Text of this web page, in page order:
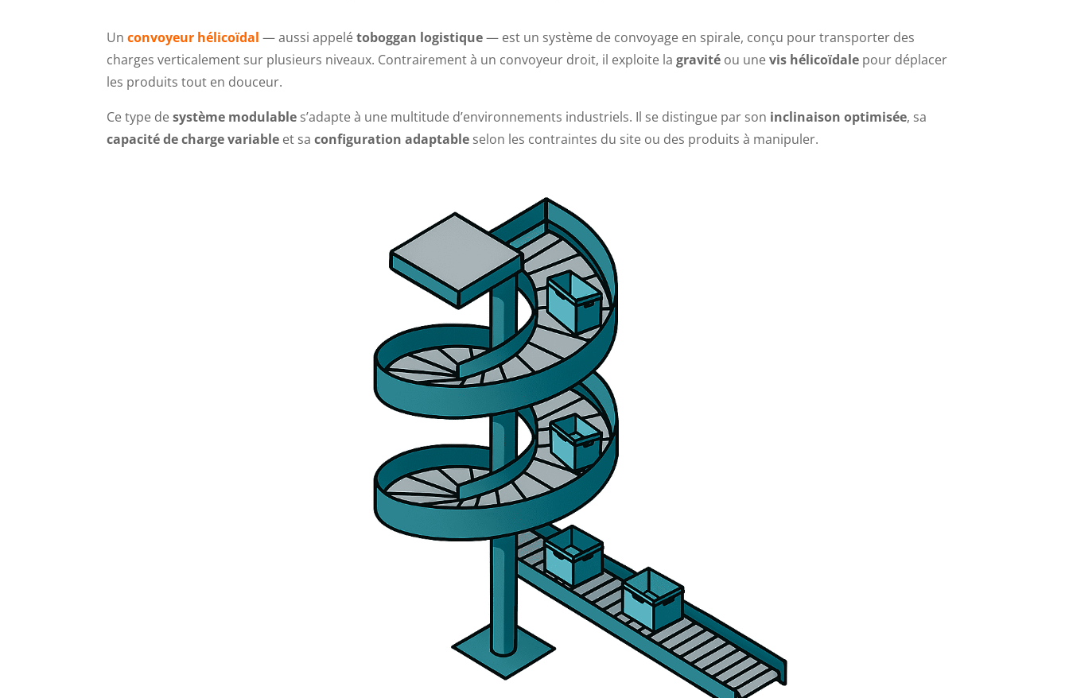
Unconvoyeur hélicoïdal — aussi appelétoboggan logistique— est un système de convoyage en spirale, conçu pour transporter des
charges verticalement sur plusieurs niveaux. Contrairement à un convoyeur droit, il exploite lagravité ou unevis hélicoïdale pour déplacer
les produits tout en douceur.
Ce type desystème modulable s’adapte à une multitude d’environnements industriels. Il se distingue par son inclinaison optimisée, sa
capacité de charge variable et saconfiguration adaptable selon les contraintes du site ou des produits à manipuler.